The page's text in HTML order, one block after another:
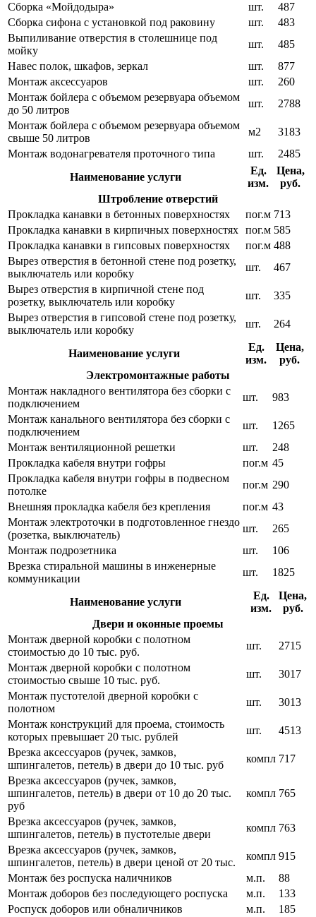
Сборка «Мойдодыра»
шт.
487
Сборка сифона с установкой под раковину
шт.
483
Выпиливание отверстия в столешнице под
мойку
шт.
485
Навес полок, шкафов, зеркал
шт.
877
Монтаж аксессуаров
шт.
260
Монтаж бойлера с объемом резервуара объемом
до 50 литров
шт.
2788
Монтаж бойлера с объемом резервуара объемом
свыше 50 литров
м2
3183
Монтаж водонагревателя проточного типа
шт.
2485
Наименование услуги
Ед.
изм.
Цена,
руб.
Штробление отверстий
Прокладка канавки в бетонных поверхностях
пог.м 713
Прокладка канавки в кирпичных поверхностях пог.м 585
Прокладка канавки в гипсовых поверхностях
пог.м 488
Вырез отверстия в бетонной стене под розетку,
выключатель или коробку
шт.
467
Вырез отверстия в кирпичной стене под
розетку, выключатель или коробку
шт.
335
Вырез отверстия в гипсовой стене под розетку,
выключатель или коробку
шт. 264
Наименование услуги
Ед.
изм.
Цена,
руб.
Электромонтажные работы
Монтаж накладного вентилятора без сборки с
подключением
шт.
983
Монтаж канального вентилятора без сборки с
подключением
шт.
1265
Монтаж вентиляционной решетки
шт.
248
Прокладка кабеля внутри гофры
пог.м 45
Прокладка кабеля внутри гофры в подвесном
потолке
пог.м 290
Внешняя прокладка кабеля без крепления
пог.м 43
Монтаж электроточки в подготовленное гнездо
(розетка, выключатель)
шт.
265
Монтаж подрозетника
шт.
106
Врезка стиральной машины в инженерные
коммуникации
шт. 1825
Наименование услуги
Ед.
изм.
Цена,
руб.
Двери и оконные проемы
Монтаж дверной коробки с полотном
стоимостью до 10 тыс. руб.
шт.
2715
Монтаж дверной коробки с полотном
стоимостью свыше 10 тыс. руб.
шт.
3017
Монтаж пустотелой дверной коробки с
полотном
шт.
3013
Монтаж конструкций для проема, стоимость
которых превышает 20 тыс. рублей
шт.
4513
Врезка аксессуаров (ручек, замков,
шпингалетов, петель) в двери до 10 тыс. руб
компл 717
Врезка аксессуаров (ручек, замков,
шпингалетов, петель) в двери от 10 до 20 тыс.
руб
компл 765
Врезка аксессуаров (ручек, замков,
шпингалетов, петель) в пустотелые двери
компл 763
Врезка аксессуаров (ручек, замков,
шпингалетов, петель) в двери ценой от 20 тыс.
компл 915
Монтаж без роспуска наличников
м.п.
88
Монтаж доборов без последующего роспуска
м.п.
133
Роспуск доборов или обналичников
м.п. 185